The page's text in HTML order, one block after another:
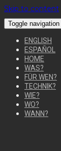
Skip to content
Toggle navigation
ENGLISH
ESPAÑOL
HOME
WAS?
FÜR WEN?
TECHNIK?
WIE?
WO?
WANN?